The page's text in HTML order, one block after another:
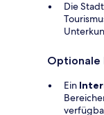
Die
Optionale
Ein